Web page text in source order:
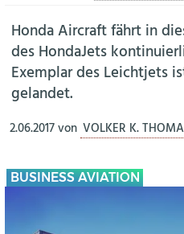
BERUFE
AERO-KULTUR
Honda Aircraft fährt in
des HondaJets
Exemplar des Leichtjets
gelandet.
2.06.2017von VOLKER K.
BUSINESS AVIATION